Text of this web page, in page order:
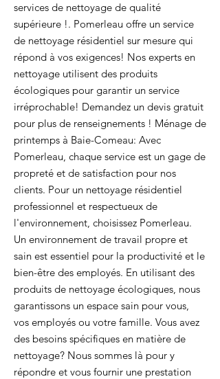
services de nettoyage de qualité
supérieure !. Pomerleau offre un service
de nettoyage résidentiel sur mesure qui
répond à vos exigences! Nos experts en
nettoyage utilisent des produits
écologiques pour garantir un service
irréprochable! Demandez un devis gratuit
pour plus de renseignements ! Ménage de
printemps à Baie-Comeau: Avec
Pomerleau, chaque service est un gage de
propreté et de satisfaction pour nos
clients. Pour un nettoyage résidentiel
professionnel et respectueux de
l'environnement, choisissez Pomerleau.
Un environnement de travail propre et
sain est essentiel pour la productivité et le
bien-être des employés. En utilisant des
produits de nettoyage écologiques, nous
garantissons un espace sain pour vous,
vos employés ou votre famille. Vous avez
des besoins spécifiques en matière de
nettoyage? Nous sommes là pour y
répondre et vous fournir une prestation